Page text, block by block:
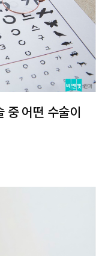
중 어떤 수술이